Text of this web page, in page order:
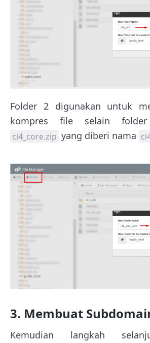
Folder 2 digunakan untuk
kompres file selain
ci4_core.zip yang diberi nama
3. Membuat
Kemudian langkah